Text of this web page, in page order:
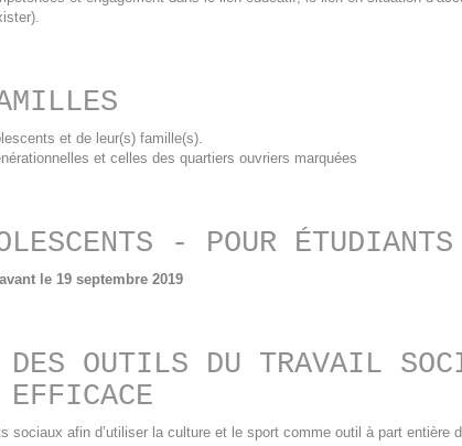
et de leur(s) famille(s).
et celles des quartiers ouvriers marquées
- POUR
le 19 septembre 2019
OUTILS DU TRAVAIL
sociaux afin d’utiliser la culture et le sport comme outil à part